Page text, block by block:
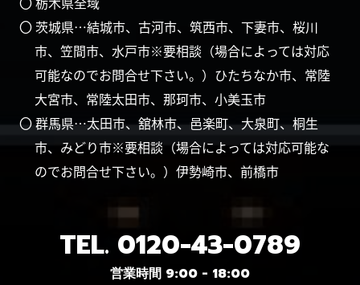
〇 茨城県…結城市、古河市、筑西市、下妻市、桜川
市、笠間市、水戸市※要相談（場合によっては対応
可能なのでお問合せ下さい。）ひたちなか市、常陸
大宮市、常陸太田市、那珂市、小美玉市
〇 群馬県…太田市、舘林市、邑楽町、大泉町、桐生
市、みどり市※要相談（場合によっては対応可能な
のでお問合せ下さい。）伊勢崎市、前橋市
TEL. 0120-43-0789
営業時間 9:00 - 18:00